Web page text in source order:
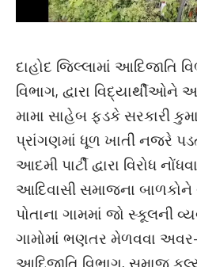
દાહોદ જિલ્લામાં આદિજાતિ
વિભાગ, દ્વારા વિદ્યાર્થીઓને
મામા સાહેબ ફડકે સરકારી
પ્રાંગણમાં ધૂળ ખાતી નજરે
આદમી પાર્ટી દ્વારા વિરોધ
આદિવાસી સમાજના
પોતાના ગામમાં જો સ્કૂલની
ગામોમાં ભણતર મેળવવા
આદિજાતિ વિભાગ, સમાજ